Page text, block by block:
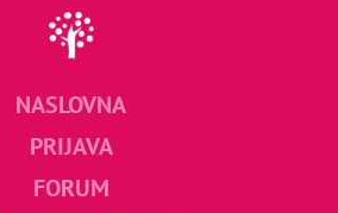
NASLOVNA
PRIJAVA
FORUM